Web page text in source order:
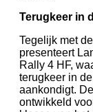
Terugkeer in
Tegelijk met
presenteert
Rally 4 HF,
terugkeer in
aankondigt.
ontwikkeld